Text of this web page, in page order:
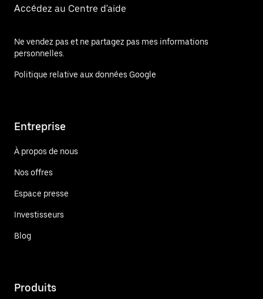
Accédez au Centre d'aide
Ne vendez pas et ne partagez pas mes informations
personnelles.
Politique relative aux données Google
Entreprise
À propos de nous
Nos offres
Espace presse
Investisseurs
Blog
Produits